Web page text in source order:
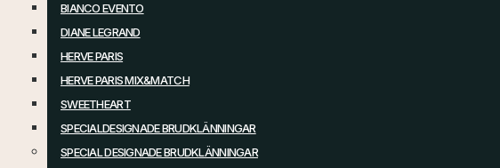
BIANCO EVENTO
DIANE LEGRAND
HERVE PARIS
HERVE PARIS MIX&MATCH
SWEETHEART
SPECIALDESIGNADE BRUDKLÄNNINGAR
SPECIAL DESIGNADE BRUDKLÄNNINGAR